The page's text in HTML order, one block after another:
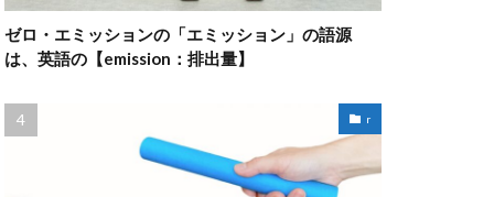
ゼロ・エミッションの「エミッション」の語源
は、英語の【emission：排出量】
r